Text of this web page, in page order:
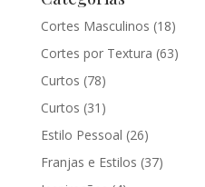
Cortes Masculinos (18)
Cortes por Textura (63)
Curtos (78)
Curtos (31)
Estilo Pessoal (26)
Franjas e Estilos (37)